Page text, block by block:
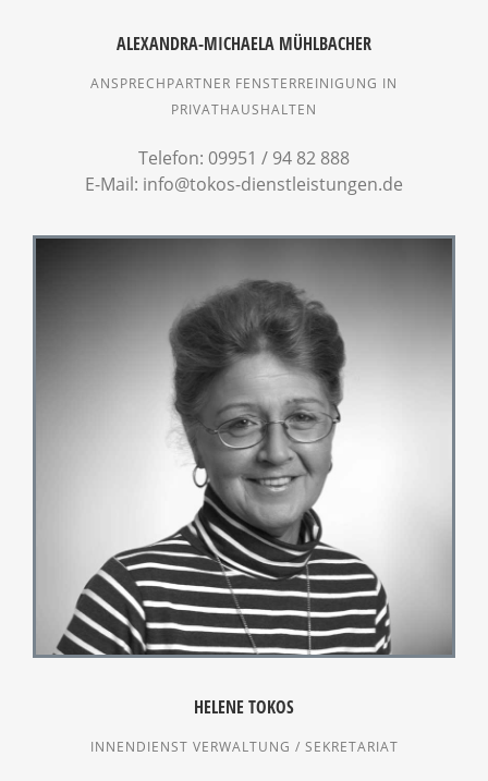
ALEXANDRA-MICHAELA MÜHLBACHER
ANSPRECHPARTNER FENSTERREINIGUNG IN
PRIVATHAUSHALTEN
Telefon: 09951 / 94 82 888
E-Mail: info@tokos-dienstleistungen.de
HELENE TOKOS
INNENDIENST VERWALTUNG / SEKRETARIAT